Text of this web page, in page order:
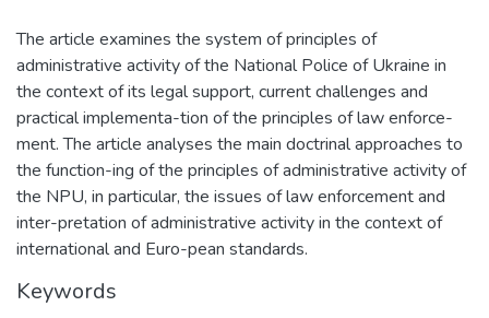
The article examines the system of principles of
administrative activity of the National Police of Ukraine in
the context of its legal support, current challenges and
practical implementa-tion of the principles of law enforce-
ment. The article analyses the main doctrinal approaches to
the function-ing of the principles of administrative activity of
the NPU, in particular, the issues of law enforcement and
inter-pretation of administrative activity in the context of
international and Euro-pean standards.
Keywords